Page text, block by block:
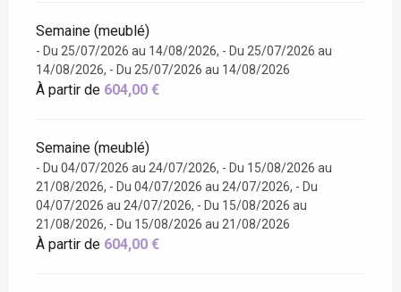
Semaine (meublé)
- Du 25/07/2026 au 14/08/2026, - Du 25/07/2026 au
14/08/2026, - Du 25/07/2026 au 14/08/2026
À partir de 604,00 €
Semaine (meublé)
- Du 04/07/2026 au 24/07/2026, - Du 15/08/2026 au
21/08/2026, - Du 04/07/2026 au 24/07/2026, - Du
04/07/2026 au 24/07/2026, - Du 15/08/2026 au
21/08/2026, - Du 15/08/2026 au 21/08/2026
À partir de 604,00 €